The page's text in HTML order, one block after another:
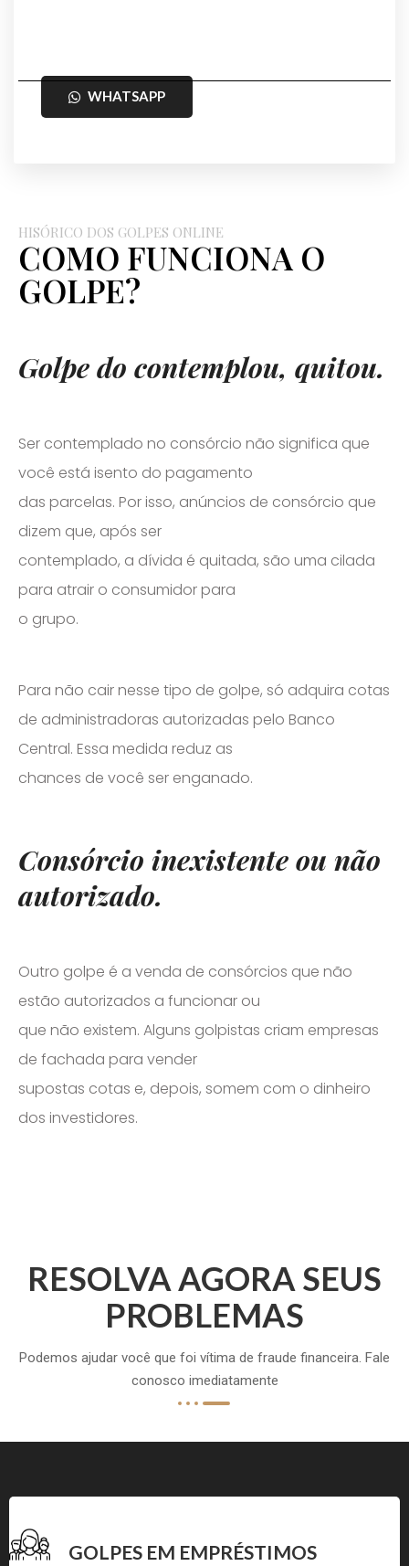
WHATSAPP
HISÓRICO DOS GOLPES ONLINE
COMO FUNCIONA O
GOLPE?
Golpe do contemplou, quitou.
Ser contemplado no consórcio não significa que
você está isento do pagamento
das parcelas. Por isso, anúncios de consórcio que
dizem que, após ser
contemplado, a dívida é quitada, são uma cilada
para atrair o consumidor para
o grupo.
Para não cair nesse tipo de golpe, só adquira cotas
de administradoras autorizadas pelo Banco
Central. Essa medida reduz as
chances de você ser enganado.
Consórcio inexistente ou não
autorizado.
Outro golpe é a venda de consórcios que não
estão autorizados a funcionar ou
que não existem. Alguns golpistas criam empresas
de fachada para vender
supostas cotas e, depois, somem com o dinheiro
dos investidores.
RESOLVA AGORA SEUS
PROBLEMAS
Podemos ajudar você que foi vítima de fraude financeira. Fale
conosco imediatamente
GOLPES EM EMPRÉSTIMOS